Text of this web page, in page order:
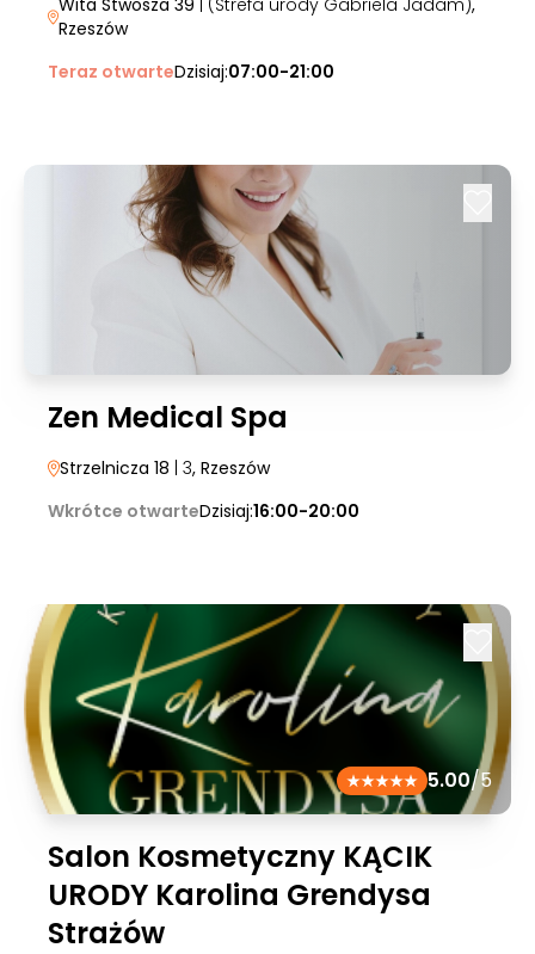
Wita Stwosza 39 | (Strefa urody Gabriela Jadam),
Rzeszów
Teraz otwarteDzisiaj:07:00-21:00
Zen Medical Spa
Strzelnicza 18 | 3, Rzeszów
Wkrótce otwarteDzisiaj:16:00-20:00
5.00/5
Salon Kosmetyczny KĄCIK
URODY Karolina Grendysa
Strażów